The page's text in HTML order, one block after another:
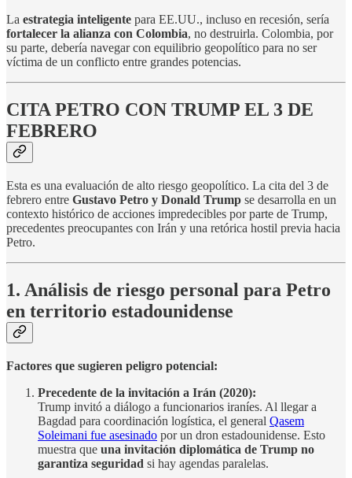
La estrategia inteligente para EE.UU., incluso en recesión, sería
fortalecer la alianza con Colombia, no destruirla. Colombia, por
su parte, debería navegar con equilibrio geopolítico para no ser
víctima de un conflicto entre grandes potencias.
CITA PETRO CON TRUMP EL 3 DE
FEBRERO
Esta es una evaluación de alto riesgo geopolítico. La cita del 3 de
febrero entre Gustavo Petro y Donald Trump se desarrolla en un
contexto histórico de acciones impredecibles por parte de Trump,
precedentes preocupantes con Irán y una retórica hostil previa hacia
Petro.
1. Análisis de riesgo personal para Petro
en territorio estadounidense
Factores que sugieren peligro potencial:
Precedente de la invitación a Irán (2020):
Trump invitó a diálogo a funcionarios iraníes. Al llegar a
Bagdad para coordinación logística, el general Qasem
Soleimani fue asesinado por un dron estadounidense. Esto
muestra que una invitación diplomática de Trump no
garantiza seguridad si hay agendas paralelas.